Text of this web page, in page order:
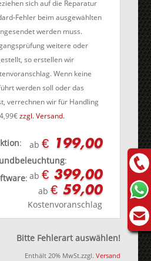
sich auf die Reparatur
Fehler beim ausgewählten
werden muss.
weitere oder
so erstellen wir
Wenn keine
werden soll oder das
verrechnen wir für Handling
zzgl. Versand.
: ab € 199,00
:
ab € 399,00
:
ab € 59,00
Kostenvoranschlag
Bitte Fehlerart auswählen!
Enthält 20% MwSt.zzgl. Versand